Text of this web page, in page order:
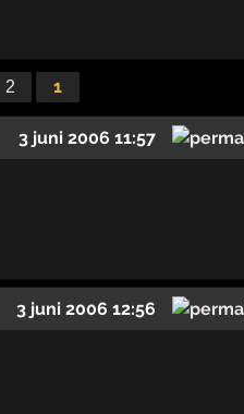
2 1
3 juni 2006 11:57
3 juni 2006 12:56